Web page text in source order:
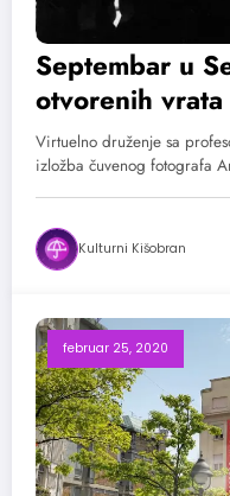
Septembar u
otvorenih
prijatelji
Virtuelno druženje sa
izložba čuvenog fotografa
Kulturni Kišobran
februar 25, 2020